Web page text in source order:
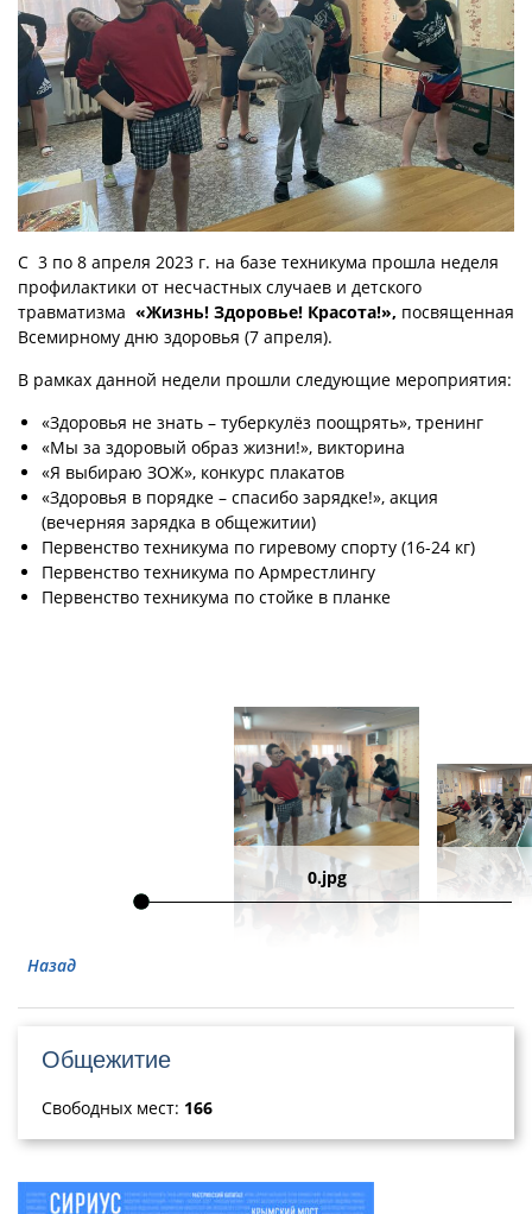
С 3 по 8 апреля 2023 г. на базе техникума прошла неделя
профилактики от несчастных случаев и детского
травматизма «Жизнь! Здоровье! Красота!», посвященная
Всемирному дню здоровья (7 апреля).
В рамках данной недели прошли следующие мероприятия:
«Здоровья не знать – туберкулёз поощрять», тренинг
«Мы за здоровый образ жизни!», викторина
«Я выбираю ЗОЖ», конкурс плакатов
«Здоровья в порядке – спасибо зарядке!», акция
(вечерняя зарядка в общежитии)
Первенство техникума по гиревому спорту (16-24 кг)
Первенство техникума по Армрестлингу
Первенство техникума по стойке в планке
0.jpg
Назад
Общежитие
Свободных мест: 166